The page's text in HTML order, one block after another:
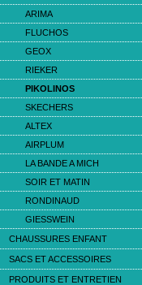
ARIMA
FLUCHOS
GEOX
RIEKER
PIKOLINOS
SKECHERS
ALTEX
AIRPLUM
LA BANDE A MICH
SOIR ET MATIN
RONDINAUD
GIESSWEIN
CHAUSSURES ENFANT
SACS ET ACCESSOIRES
PRODUITS ET ENTRETIEN